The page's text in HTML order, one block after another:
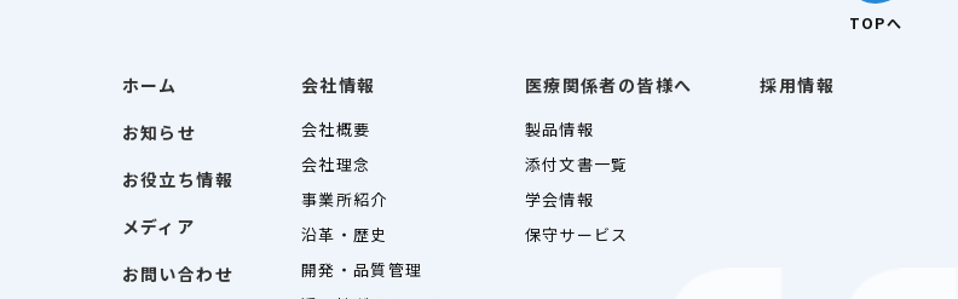
TOPへ
ホーム
お知らせ
お役立ち情報
メディア
お問い合わせ
会社情報
会社概要
会社理念
事業所紹介
沿革・歴史
開発・品質管理
医療関係者の皆様へ
製品情報
添付文書一覧
学会情報
保守サービス
採用情報